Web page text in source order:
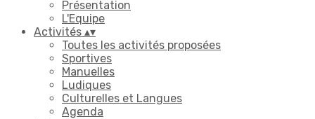
Présentation
L'Equipe
Activités ▴▾
Toutes les activités proposées
Sportives
Manuelles
Ludiques
Culturelles et Langues
Agenda